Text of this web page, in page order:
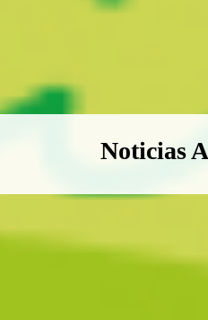
Boletín
Noticias